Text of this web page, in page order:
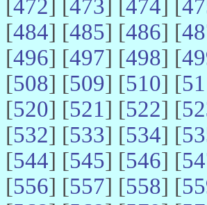
[472] [473] [474] [
[484] [485] [486] [
[496] [497] [498] [
[508] [509] [510] [
[520] [521] [522] [
[532] [533] [534] [
[544] [545] [546] [
[556] [557] [558] [